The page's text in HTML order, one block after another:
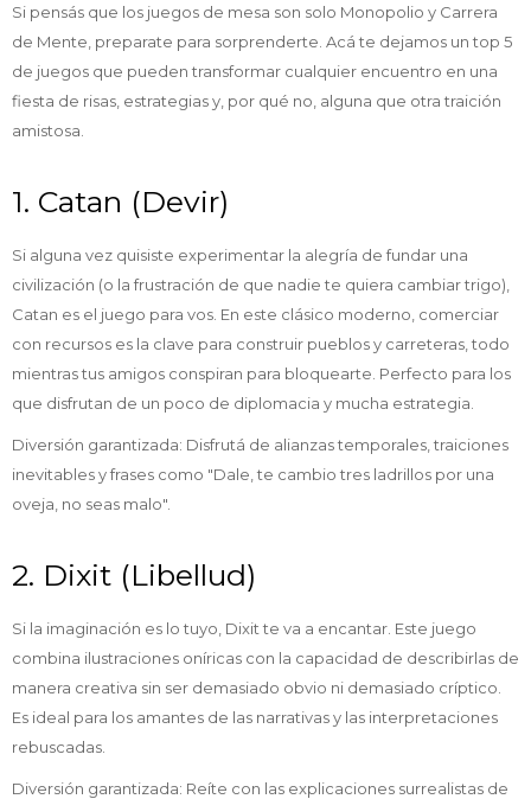
Si pensás que los juegos de mesa son solo Monopolio y Carrera
de Mente, preparate para sorprenderte. Acá te dejamos un top 5
de juegos que pueden transformar cualquier encuentro en una
fiesta de risas, estrategias y, por qué no, alguna que otra traición
amistosa.
1. Catan (Devir)
Si alguna vez quisiste experimentar la alegría de fundar una
civilización (o la frustración de que nadie te quiera cambiar trigo),
Catan es el juego para vos. En este clásico moderno, comerciar
con recursos es la clave para construir pueblos y carreteras, todo
mientras tus amigos conspiran para bloquearte. Perfecto para los
que disfrutan de un poco de diplomacia y mucha estrategia.
Diversión garantizada: Disfrutá de alianzas temporales, traiciones
inevitables y frases como "Dale, te cambio tres ladrillos por una
oveja, no seas malo".
2. Dixit (Libellud)
Si la imaginación es lo tuyo, Dixit te va a encantar. Este juego
combina ilustraciones oníricas con la capacidad de describirlas de
manera creativa sin ser demasiado obvio ni demasiado críptico.
Es ideal para los amantes de las narrativas y las interpretaciones
rebuscadas.
Diversión garantizada: Reíte con las explicaciones surrealistas de